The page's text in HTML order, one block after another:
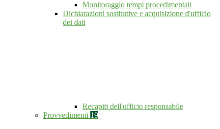
Monitoraggio tempi procedimentali
Dichiarazioni sostitutive e acquisizione d'ufficio
dei dati
Recapiti dell'ufficio responsabile
Provvedimenti 19